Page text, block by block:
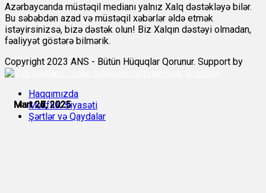
Mart 24, 2025
Mart 26, 2025
Mart 26, 2025
Mart 27, 2025
Mart 27, 2025
Mart 28, 2025
Azərbaycanda müstəqil medianı yalnız Xalq dəstəkləyə bilər.
Bu səbəbdən azad və müstəqil xəbərlər əldə etmək
istəyirsinizsə, bizə dəstək olun! Biz Xalqın dəstəyi olmadan,
fəaliyyət göstərə bilmərik.
Copyright 2023 ANS - Bütün Hüquqlar Qorunur. Support by
Haqqımızda
Məxfilik Siyasəti
Şərtlər və Qaydalar